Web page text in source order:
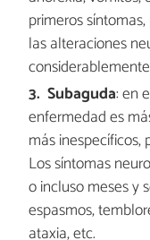
primeros
las alteraciones
Subaguda: en
enfermedad es
más inespecíficos,
Los síntomas
o incluso meses y
espasmos,
ataxia, etc.